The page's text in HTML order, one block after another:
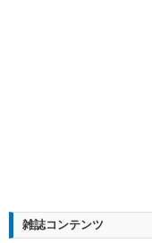
雑誌コンテンツ